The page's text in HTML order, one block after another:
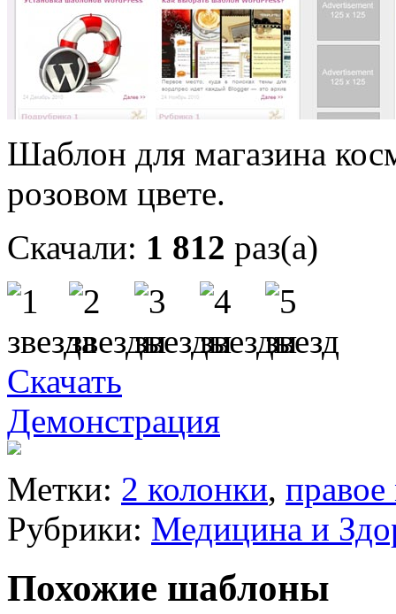
Шаблон для магазина
розовом цвете.
Скачали: 1 812 раз(а)
Скачать
Демонстрация
Метки: 2 колонки,
Рубрики: Медицина и
Похожие шаблоны